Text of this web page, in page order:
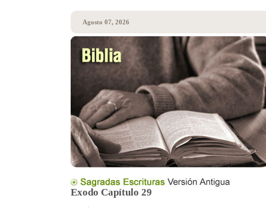
Agosto 07, 2026
Exodo Capítulo 29